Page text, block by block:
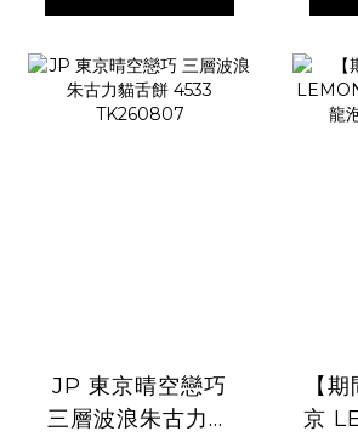
JP 東京晴空戀巧
三層波浪朱古力貓
【
京